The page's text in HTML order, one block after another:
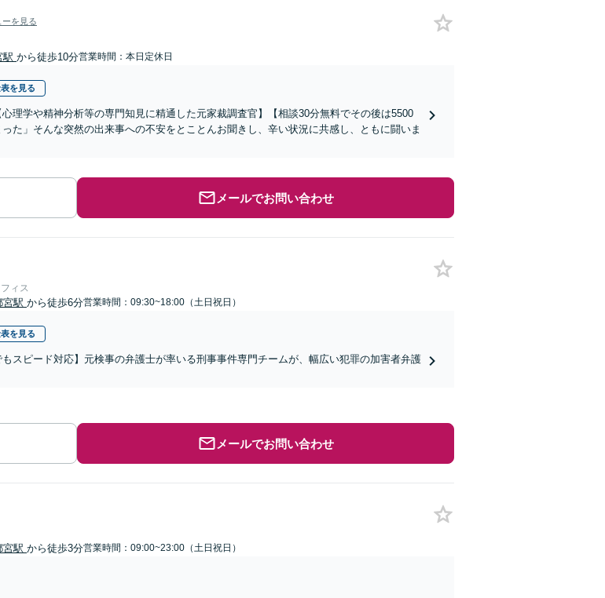
ーを見る
駅 から徒歩10分営業時間：本日定休日
を見る
心理学や精神分析等の専門知見に精通した元家裁調査官】【相談30分無料でその後は5500
た」そんな突然の出来事への不安をとことんお聞きし、辛い状況に共感し、ともに闘いま
メールでお問い合わせ
ィス
宮駅 から徒歩6分営業時間：09:30~18:00（土日祝日）
を見る
もスピード対応】元検事の弁護士が率いる刑事事件専門チームが、幅広い犯罪の加害者弁護
メールでお問い合わせ
宮駅 から徒歩3分営業時間：09:00~23:00（土日祝日）